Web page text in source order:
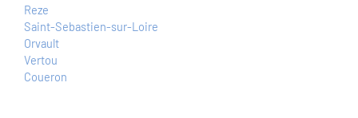
Saint-Sebastien-sur-Loire
Orvault
Vertou
Coueron